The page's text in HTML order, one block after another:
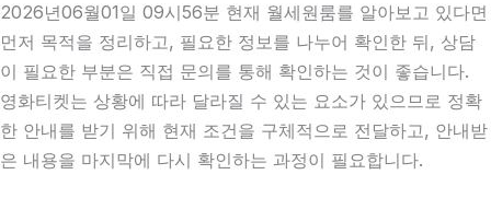
2026년06월01일 09시56분 현재 월세원룸를 알아보고 있다면
먼저 목적을 정리하고, 필요한 정보를 나누어 확인한 뒤, 상담
이 필요한 부분은 직접 문의를 통해 확인하는 것이 좋습니다.
영화티켓는 상황에 따라 달라질 수 있는 요소가 있으므로 정확
한 안내를 받기 위해 현재 조건을 구체적으로 전달하고, 안내받
은 내용을 마지막에 다시 확인하는 과정이 필요합니다.